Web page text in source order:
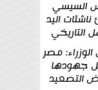
السيسي
اليد
التاريخي
نهائيمصر
جهودها
التصعيد